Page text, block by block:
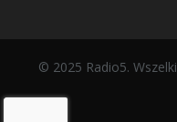
© 2025 Radio5.